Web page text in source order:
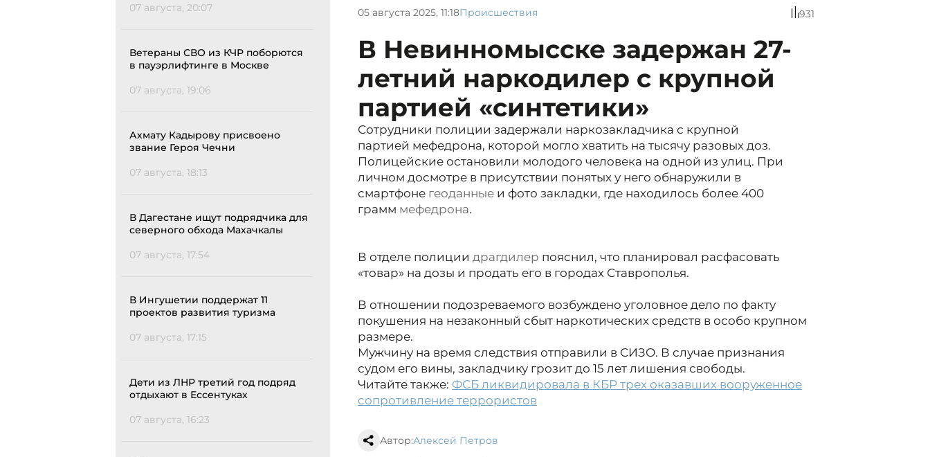
07 августа, 20:07
Ветераны СВО из КЧР поборются
в пауэрлифтинге в Москве
07 августа, 19:06
Ахмату Кадырову присвоено
звание Героя Чечни
07 августа, 18:13
В Дагестане ищут подрядчика для
северного обхода Махачкалы
07 августа, 17:54
В Ингушетии поддержат 11
проектов развития туризма
07 августа, 17:15
Дети из ЛНР третий год подряд
отдыхают в Ессентуках
07 августа, 16:23
05 августа 2025, 11:18Происшествия 931
В Невинномысске задержан 27-
летний наркодилер с крупной
партией «синтетики»
Сотрудники полиции задержали наркозакладчика с крупной
партией мефедрона, которой могло хватить на тысячу разовых доз.
Полицейские остановили молодого человека на одной из улиц. При
личном досмотре в присутствии понятых у него обнаружили в
смартфоне геоданные и фото закладки, где находилось более 400
грамм мефедрона.
В отделе полиции драгдилер пояснил, что планировал расфасовать
«товар» на дозы и продать его в городах Ставрополья.
В отношении подозреваемого возбуждено уголовное дело по факту
покушения на незаконный сбыт наркотических средств в особо крупном
размере.
Мужчину на время следствия отправили в СИЗО. В случае признания
судом его вины, закладчику грозит до 15 лет лишения свободы.
Читайте также: ФСБ ликвидировала в КБР трех оказавших вооруженное
сопротивление террористов
Автор:Алексей Петров